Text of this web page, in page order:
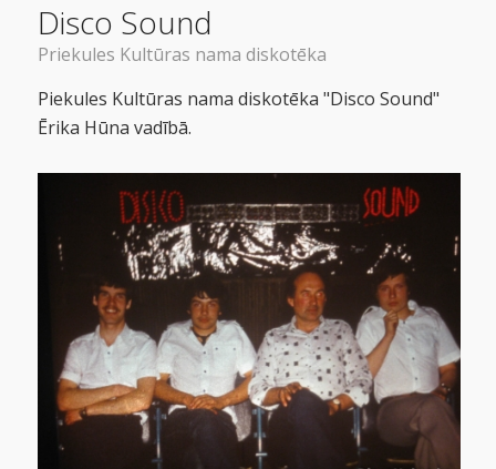
Disco Sound
Priekules Kultūras nama diskotēka
Piekules Kultūras nama diskotēka "Disco Sound"
Ērika Hūna vadībā.